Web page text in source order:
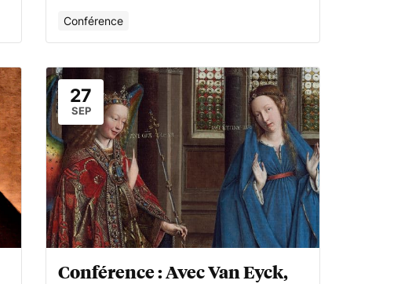
Conférence
27
SEP
Conférence : Avec Van Eyck,